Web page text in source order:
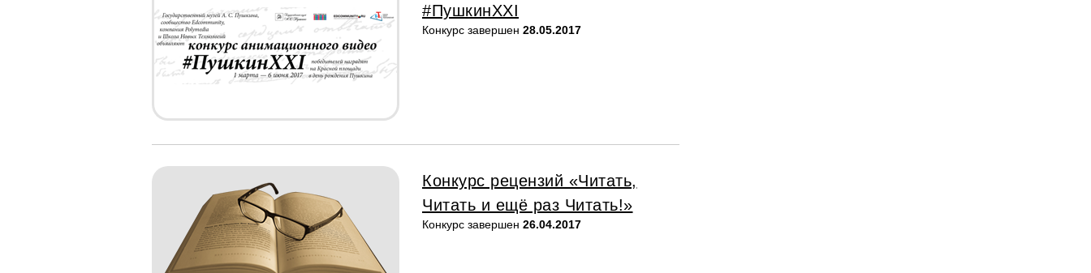
#ПушкинXXI
Конкурс завершен 28.05.2017
Конкурс рецензий «Читать,
Читать и ещё раз Читать!»
Конкурс завершен 26.04.2017